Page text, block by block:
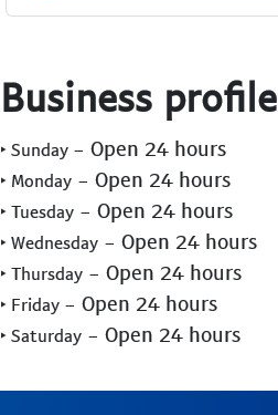
Business profile
‣ Sunday - Open 24 hours
‣ Monday - Open 24 hours
‣ Tuesday - Open 24 hours
‣ Wednesday - Open 24 hours
‣ Thursday - Open 24 hours
‣ Friday - Open 24 hours
‣ Saturday - Open 24 hours